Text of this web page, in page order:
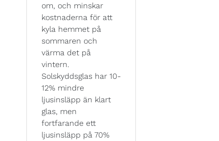
om, och minskar
kostnaderna för att
kyla hemmet på
sommaren och
värma det på
vintern.
Solskyddsglas har 10-
12% mindre
ljusinsläpp än klart
glas, men
fortfarande ett
ljusinsläpp på 70%